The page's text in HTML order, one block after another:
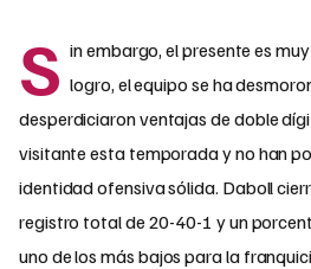
S in embargo, el presente es
logro, el equipo se ha
desperdiciaron ventajas de doble
visitante esta temporada y no han
identidad ofensiva sólida. Daboll
registro total de 20-40-1 y un
uno de los más bajos para la